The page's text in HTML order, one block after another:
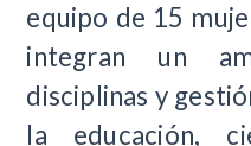
equipo de 15
integran un
disciplinas y
la educación,